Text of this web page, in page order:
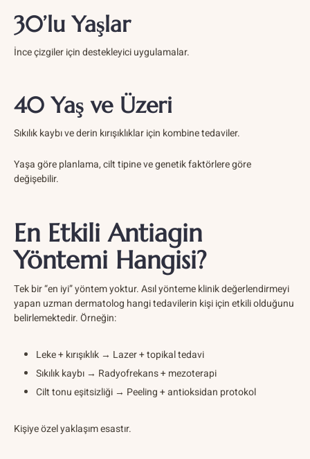
30’lu Yaşlar
İnce çizgiler için destekleyici uygulamalar.
40 Yaş ve Üzeri
Sıkılık kaybı ve derin kırışıklıklar için kombine tedaviler.
Yaşa göre planlama, cilt tipine ve genetik faktörlere göre
değişebilir.
En Etkili Antiagin
Yöntemi Hangisi?
Tek bir “en iyi” yöntem yoktur. Asıl yönteme klinik değerlendirmeyi
yapan uzman dermatolog hangi tedavilerin kişi için etkili olduğunu
belirlemektedir. Örneğin:
Leke + kırışıklık → Lazer + topikal tedavi
Sıkılık kaybı → Radyofrekans + mezoterapi
Cilt tonu eşitsizliği → Peeling + antioksidan protokol
Kişiye özel yaklaşım esastır.